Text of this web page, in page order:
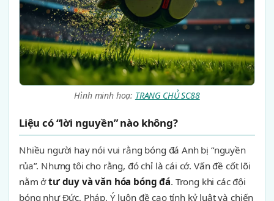
Hình minh hoạ: TRANG CHỦ SC88
Liệu có “lời nguyền” nào không?
Nhiều người hay nói vui rằng bóng đá Anh bị “nguyền
rủa”. Nhưng tôi cho rằng, đó chỉ là cái cớ. Vấn đề cốt lõi
nằm ởtư duy và văn hóa bóng đá. Trong khi các đội
bóng như Đức, Pháp, Ý luôn đề cao tính kỷ luật và chiến